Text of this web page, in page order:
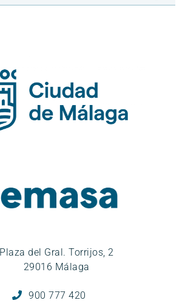
Plaza del Gral. Torrijos, 2
29016 Málaga
900 777 420